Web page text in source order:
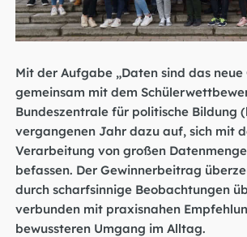
Mit der Aufgabe „Daten sind das neue
gemeinsam mit dem
Bundeszentrale für politische Bildung
vergangenen Jahr dazu auf, sich mit
Verarbeitung von großen
befassen. Der Gewinnerbeitrag
durch scharfsinnige Beobachtungen
verbunden mit praxisnahen
bewussteren Umgang im Alltag.